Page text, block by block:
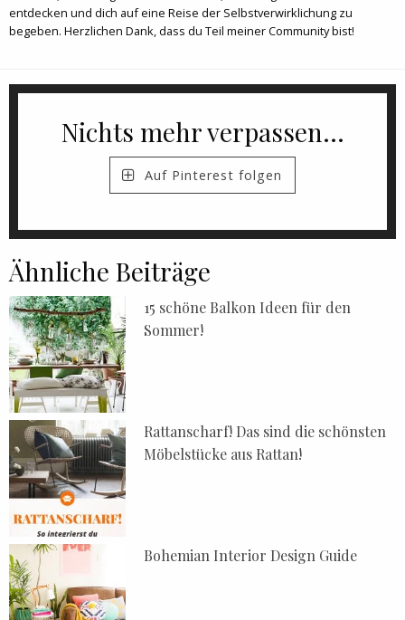
entdecken und dich auf eine Reise der Selbstverwirklichung zu
begeben. Herzlichen Dank, dass du Teil meiner Community bist!
Nichts mehr verpassen...
Auf Pinterest folgen
Ähnliche Beiträge
15 schöne Balkon Ideen für den
Sommer!
Rattanscharf! Das sind die schönsten
Möbelstücke aus Rattan!
Bohemian Interior Design Guide